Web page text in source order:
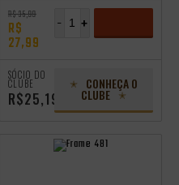
R$ 35,99
R$
27,99
+
-
SÓCIO DO
CLUBE
R$25,19
CONHEÇA O
CLUBE